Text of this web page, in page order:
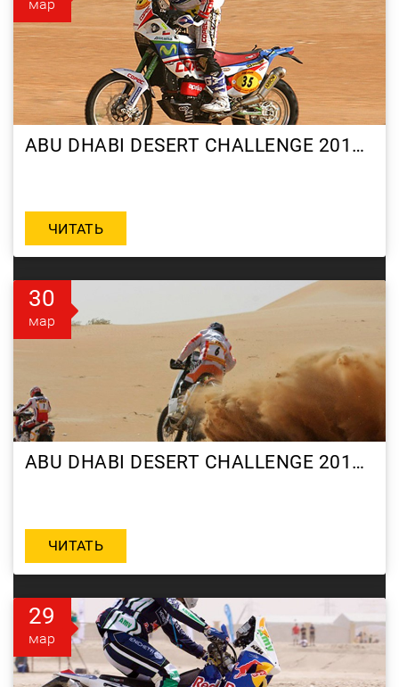
мар
ABU DHABI DESERT CHALLENGE 2010 DAY 6
ЧИТАТЬ
30
мар
ABU DHABI DESERT CHALLENGE 2010 DAY 4
ЧИТАТЬ
29
мар